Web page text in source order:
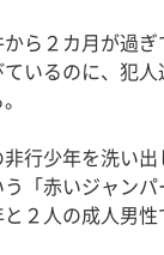
ら２カ月が過
いるのに、犯
行少年を洗い
「赤いジャン
２人の成人男性